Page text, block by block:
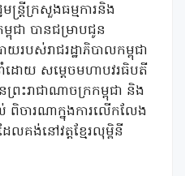
ត្រីក្រសួងធម្មការនិង
ពុជា បានជម្រាបជូន
បស់រាជរដ្ឋាភិបាលកម្ពុជា
ដោយ សម្តេចមហាបវរធិបតី
រះរាជាណាចក្រកម្ពុជា និង
ចារណាក្នុងការលើកលែង
ែលគង់នៅវត្តខ្មែរលុម្ពិនី